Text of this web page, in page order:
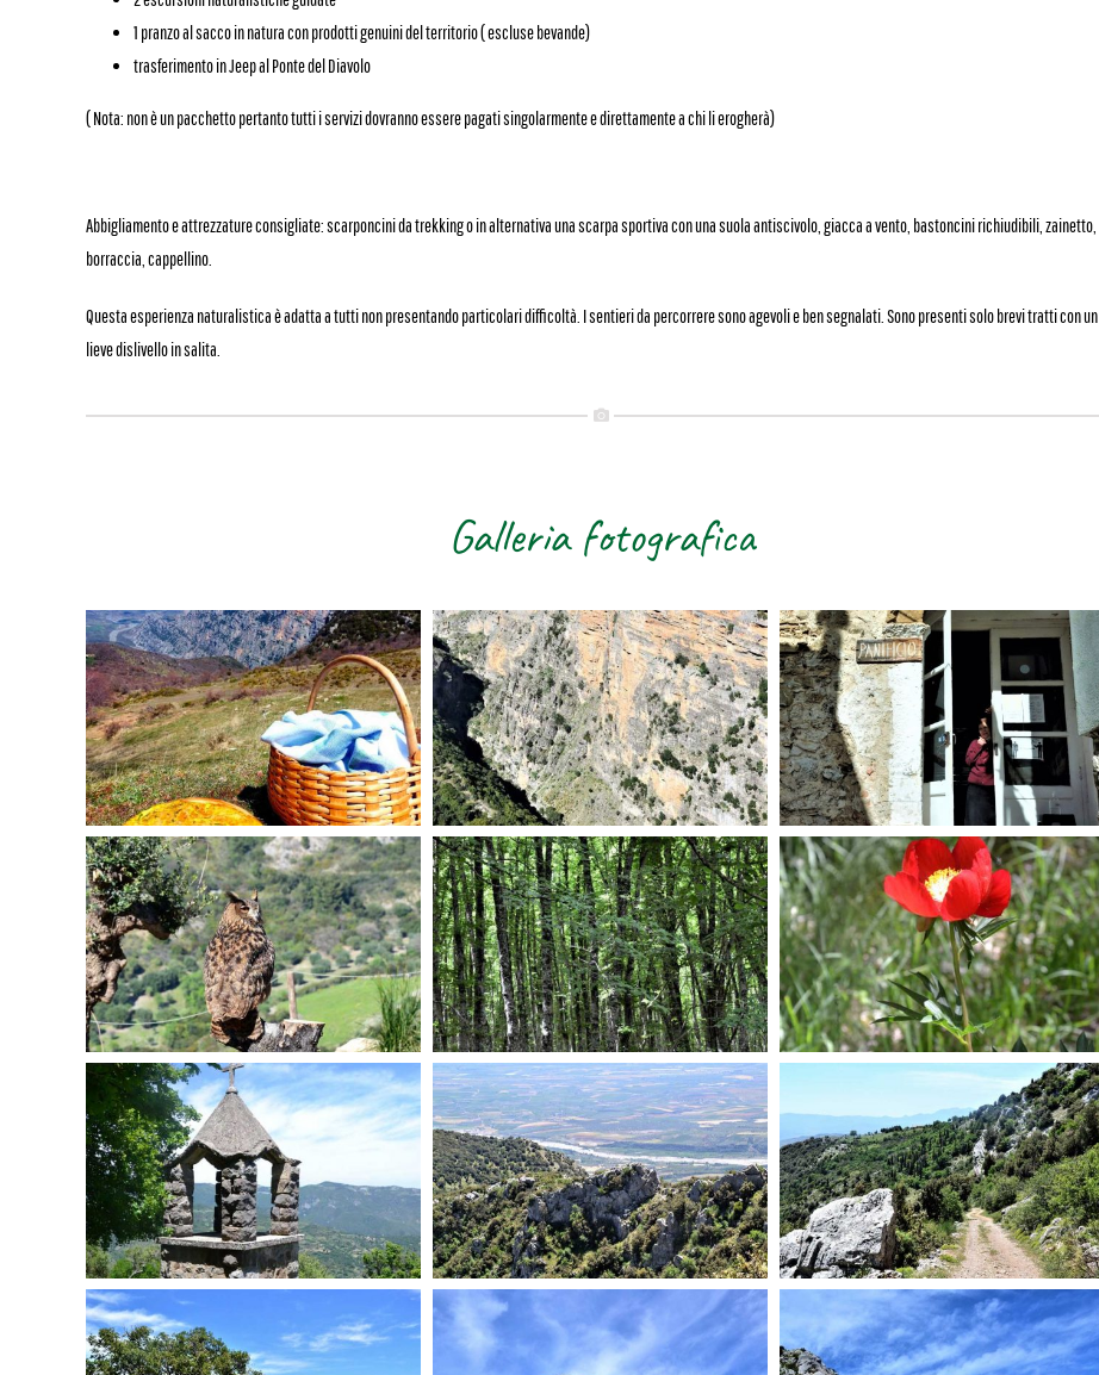
1 pranzo al sacco in natura con prodotti genuinidel territorio ( escluse bevande)
trasferimento in Jeep al Ponte del Diavolo
( Nota: non è un pacchetto pertanto tutti i servizi dovranno essere pagati singolarmente e direttamente a chi li erogherà)
Abbigliamento e attrezzature consigliate:scarponcini da trekking o in alternativa una scarpa sportiva con una suola antiscivolo, giacca a vento, bastoncini richiudibili, zainetto,
borraccia, cappellino.
Questa esperienza naturalistica è adatta a tutti non presentando particolari difficoltà. I sentieri da percorrere sono agevoli e ben segnalati. Sono presenti solo brevi tratti con un
lieve dislivello in salita.
Galleria fotografica